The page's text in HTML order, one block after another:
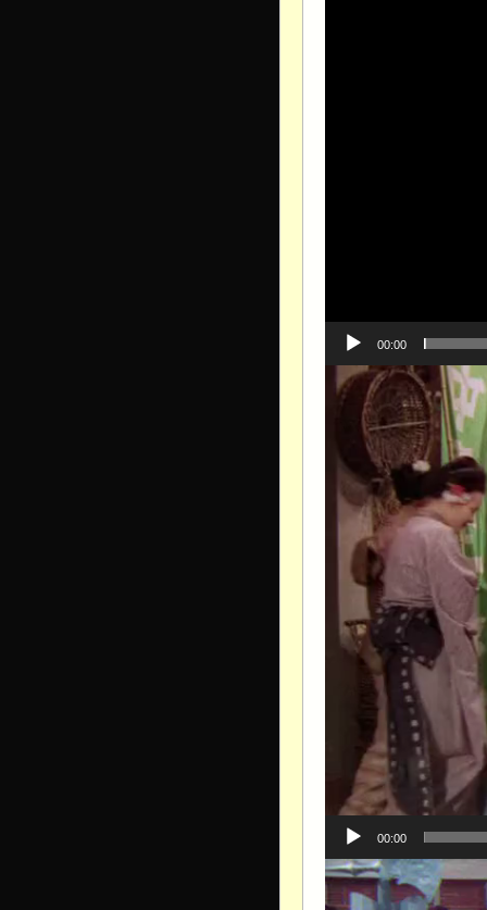
00:00
Видеоплеер
00:00
Видеоплеер